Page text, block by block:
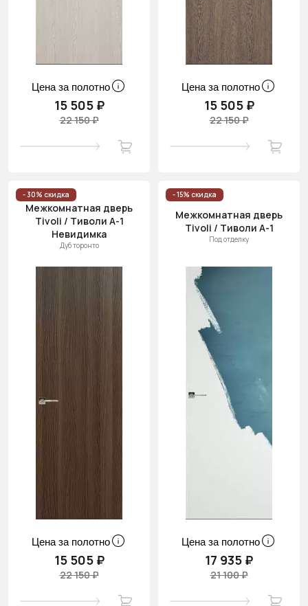
Цена за полотно
15 505 ₽
22 150 ₽
Цена за полотно
15 505 ₽
22 150 ₽
- 30% скидка
Межкомнатная дверь
Tivoli / Тиволи А-1
Невидимка
Дуб торонто
Цена за полотно
15 505 ₽
22 150 ₽
- 15% скидка
Межкомнатная дверь
Tivoli / Тиволи А-1
Под отделку
Цена за полотно
17 935 ₽
21 100 ₽